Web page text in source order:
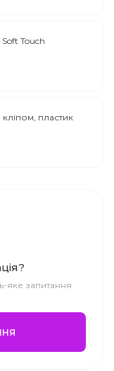
Touch
кліпом, пластик
яке запитання